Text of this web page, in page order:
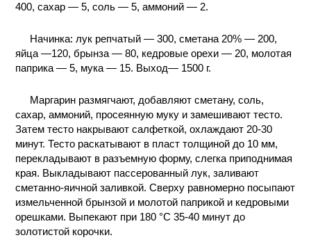
МЕТОДЫ
ХИМИИ
ХИМИЯ НА
ПРОИЗВОДСТВЕ
И ХИМИЧЕСКАЯ
ТЕХНОЛОГИЯ
КОНТАКТЫ
400, сахар — 5, соль — 5, аммоний — 2.
Начинка: лук репчатый — 300, сметана 20% — 200,
яйца —120, брынза — 80, кедровые орехи — 20, молотая
паприка — 5, мука — 15. Выход— 1500 г.
Маргарин размягчают, добавляют сметану, соль,
сахар, аммоний, просеянную муку и замешивают тесто.
Затем тесто накрывают салфеткой, охлаждают 20-30
минут. Тесто раскатывают в пласт толщиной до 10 мм,
перекладывают в разъемную форму, слегка приподнимая
края. Выкладывают пассерованный лук, заливают
сметанно-яичной заливкой. Сверху равномерно посыпают
измельченной брынзой и молотой паприкой и кедровыми
орешками. Выпекают при 180 °С 35-40 минут до
золотистой корочки.